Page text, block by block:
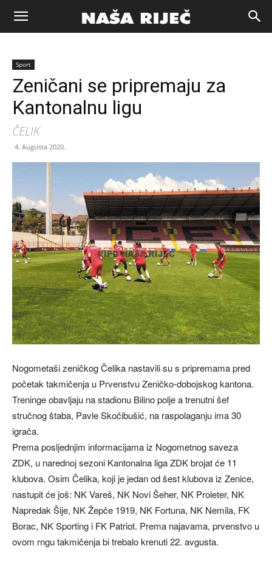
Naša
riječ
Sport
Zeničani se pripremaju za
Kantonalnu ligu
ČELIK
4. Augusta 2020.
Nogometaši zeničkog Čelika nastavili su s pripremama pred
početak takmičenja u Prvenstvu Zeničko-dobojskog kantona.
Treninge obavljaju na stadionu Bilino polje a trenutni šef
stručnog štaba, Pavle Skočibušić, na raspolaganju ima 30
igrača.
Prema posljednjim informacijama iz Nogometnog saveza
ZDK, u narednoj sezoni Kantonalna liga ZDK brojat će 11
klubova. Osim Čelika, koji je jedan od šest klubova iz Zenice,
nastupit će još: NK Vareš, NK Novi Šeher, NK Proleter, NK
Napredak Šije, NK Žepče 1919, NK Fortuna, NK Nemila, FK
Borac, NK Sporting i FK Patriot. Prema najavama, prvenstvo u
ovom rngu takmičenja bi trebalo krenuti 22. avgusta.